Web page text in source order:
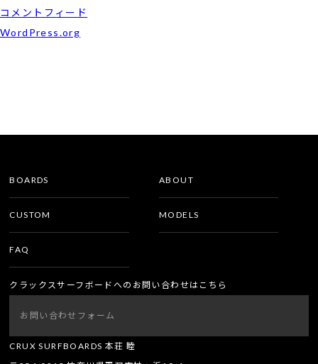
コメントフィード
WordPress.org
BOARDS ABOUT
CUSTOM MODELS
FAQ
クラックスサーフボードへのお問い合わせはこちら
お問い合わせフォーム
CRUX SURFBOARDS 本荘 睦